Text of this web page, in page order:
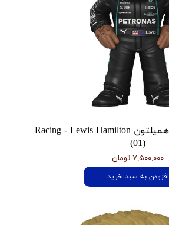
فانکو پاپ لوییس همیلتون Racing - Lewis Hamilton
(01)
۷,۵۰۰,۰۰۰ تومان
افزودن به سبد خرید